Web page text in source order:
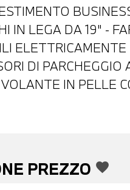
IN LEGA DA 19" -
DI PARCHEGGIO
IN PELLE
-
DI
PREZZO favorite